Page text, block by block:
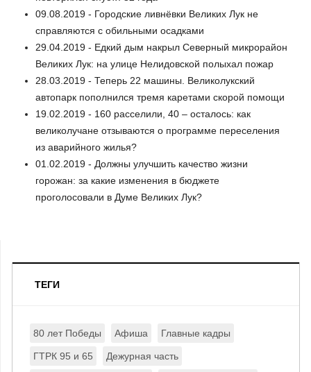
09.08.2019 - Городские ливнёвки Великих Лук не
справляются с обильными осадками
29.04.2019 - Едкий дым накрыл Северный микрорайон
Великих Лук: на улице Нелидовской полыхал пожар
28.03.2019 - Теперь 22 машины. Великолукский
автопарк пополнился тремя каретами скорой помощи
19.02.2019 - 160 расселили, 40 – осталось: как
великолучане отзываются о программе переселения
из аварийного жилья?
01.02.2019 - Должны улучшить качество жизни
горожан: за какие изменения в бюджете
проголосовали в Думе Великих Лук?
ТЕГИ
80 лет Победы Афиша Главные кадры
ГТРК 95 и 65 Дежурная часть